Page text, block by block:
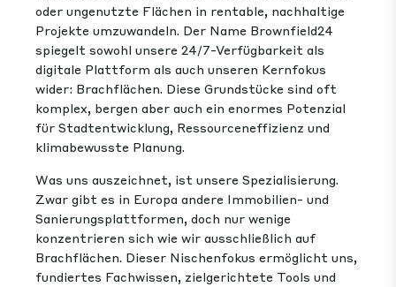
oder ungenutzte Flächen in rentable, nachhaltige
Projekte umzuwandeln. Der Name Brownfield24
spiegelt sowohl unsere 24/7-Verfügbarkeit als
digitale Plattform als auch unseren Kernfokus
wider: Brachflächen. Diese Grundstücke sind oft
komplex, bergen aber auch ein enormes Potenzial
für Stadtentwicklung, Ressourceneffizienz und
klimabewusste Planung.
Was uns auszeichnet, ist unsere Spezialisierung.
Zwar gibt es in Europa andere Immobilien- und
Sanierungsplattformen, doch nur wenige
konzentrieren sich wie wir ausschließlich auf
Brachflächen. Dieser Nischenfokus ermöglicht uns,
fundiertes Fachwissen, zielgerichtete Tools und